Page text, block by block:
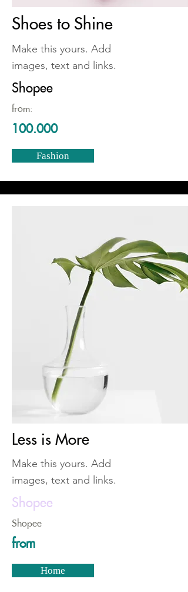
Shoes to Shine
Make this yours. Add
images, text and links.
Shopee
from:
100.000
Fashion
Less is More
Make this yours. Add
images, text and links.
Shopee
Shopee
from
Home